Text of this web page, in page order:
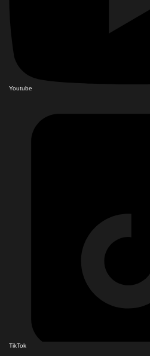
Youtube
TikTok